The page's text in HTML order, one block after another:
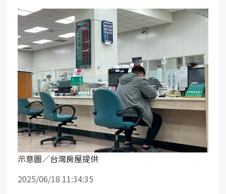
示意圖／台灣房屋提供
2025/06/18 11:34:35